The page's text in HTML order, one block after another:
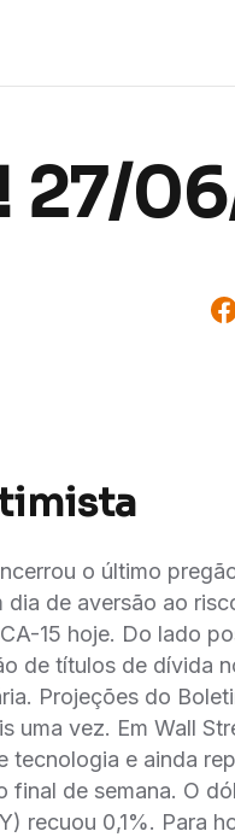
27/
o último
de aversão ao
15 hoje. Do lado
de títulos de dívida
Projeções do
uma vez. Em Wall
tecnologia e ainda
final de semana. O
recuou 0,1%. Para